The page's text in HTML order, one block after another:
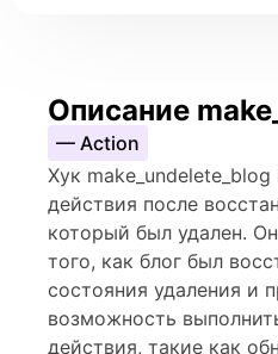
Описание
— Action
Хук
действия после
который был удален.
того, как блог был
состояния удаления и
возможность
действия, такие как